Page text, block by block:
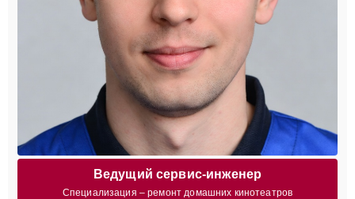
Ведущий сервис-инженер
Специализация – ремонт домашних кинотеатров